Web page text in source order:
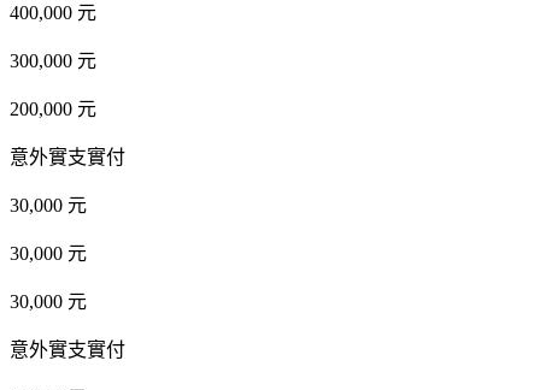
400,000 元
300,000 元
200,000 元
意外實支實付
30,000 元
30,000 元
30,000 元
意外實支實付